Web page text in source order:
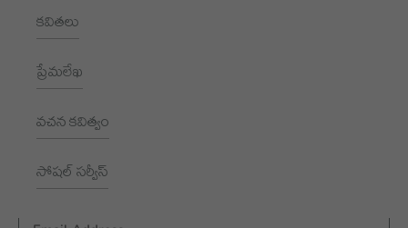
కవితలు
ప్రేమలేఖ
వచన కవిత్వం
సోషల్ సర్వీస్
1002, Royal Pavilion, A Block,
Subscribe to receive New updates
Email Address